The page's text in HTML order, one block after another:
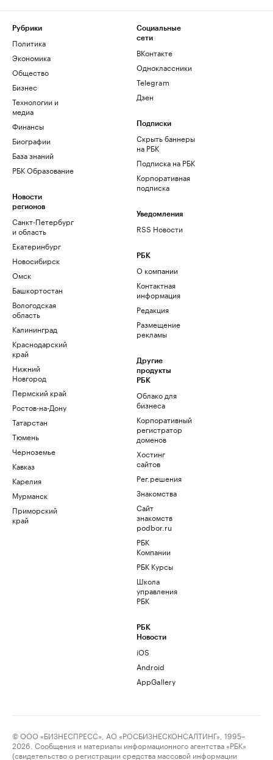
Рубрики
Политика
Экономика
Общество
Бизнес
Технологии и
медиа
Финансы
Биографии
База знаний
РБК Образование
Новости
регионов
Санкт-Петербург
и область
Екатеринбург
Новосибирск
Омск
Башкортостан
Вологодская
область
Калининград
Краснодарский
край
Нижний
Новгород
Пермский край
Ростов-на-Дону
Татарстан
Тюмень
Черноземье
Кавказ
Карелия
Мурманск
Приморский
край
Социальные
сети
ВКонтакте
Одноклассники
Telegram
Дзен
Подписки
Скрыть баннеры
на РБК
Подписка на РБК
Корпоративная
подписка
Уведомления
RSS Новости
РБК
О компании
Контактная
информация
Редакция
Размещение
рекламы
Другие
продукты
РБК
Облако для
бизнеса
Корпоративный
регистратор
доменов
Хостинг
сайтов
Рег.решения
Знакомства
Сайт
знакомств
podbor.ru
РБК
Компании
РБК Курсы
Школа
управления
РБК
РБК
Новости
iOS
Android
AppGallery
© ООО «БИЗНЕСПРЕСС», АО «РОСБИЗНЕСКОНСАЛТИНГ», 1995–
2026. Сообщения и материалы информационного агентства «РБК»
(свидетельство о регистрации средства массовой информации